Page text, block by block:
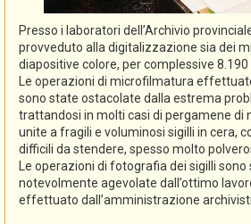
Presso i laboratori dell’Archivio
provveduto alla digitalizzazione sia dei
diapositive colore, per complessive 8.190
Le operazioni di microfilmatura
sono state ostacolate dalla estrema
trattandosi in molti casi di pergamene di
unite a fragili e voluminosi sigilli in cera,
difficili da stendere, spesso molto
Le operazioni di fotografia dei sigilli
notevolmente agevolate dall’ottimo
effettuato dall’amministrazione